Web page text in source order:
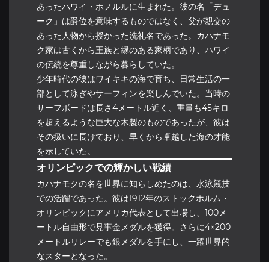
あったハワイ・ホノルルに生まれた。彼の名「デュ
ーク」は爵位を意味するものではなく、父が親交の
あった人物から授かった洗礼名であった。カハナモ
ク家は古くから王族と縁のある家柄であり、ハワイ
の伝統を尊重しながら暮らしていた。
少年時代の彼はワイキキの海で育ち、日常生活の一
部として泳ぎやサーフィンを楽しんでいた。当時の
サーフボードは長さ4メートル近く、重量も45キロ
を超えるような巨大な木製のものであったが、彼は
その扱いに長けており、早くから卓越した海の才能
を示していた。
オリンピックでの輝かしい戦績
カハナモクの名を世界に知らしめたのは、水泳競技
での活躍であった。彼は1912年のストックホルム・
オリンピックにアメリカ代表として出場し、100メ
ートル自由形で見事金メダルを獲得。さらに4×200
メートルリレーでも銀メダルを手にし、一躍世界的
なスターとなった。